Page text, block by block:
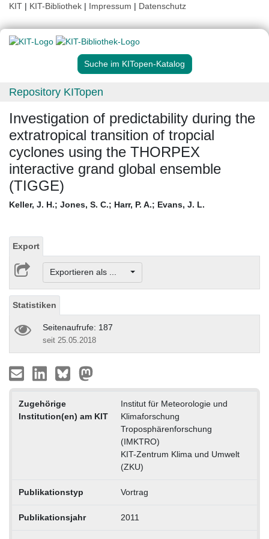
KIT | KIT-Bibliothek | Impressum | Datenschutz
Suche im KITopen-Katalog
Repository KITopen
Investigation of predictability during the
extratropical transition of tropcial
cyclones using the THORPEX
interactive grand global ensemble
(TIGGE)
Keller, J. H.; Jones, S. C.; Harr, P. A.; Evans, J. L.
Export
Exportieren als ...
Statistiken
Seitenaufrufe: 187
seit 25.05.2018
Zugehörige
Institution(en) am KIT
Institut für Meteorologie und
Klimaforschung
Troposphärenforschung
(IMKTRO)
KIT-Zentrum Klima und Umwelt
(ZKU)
Publikationstyp Vortrag
Publikationsjahr 2011